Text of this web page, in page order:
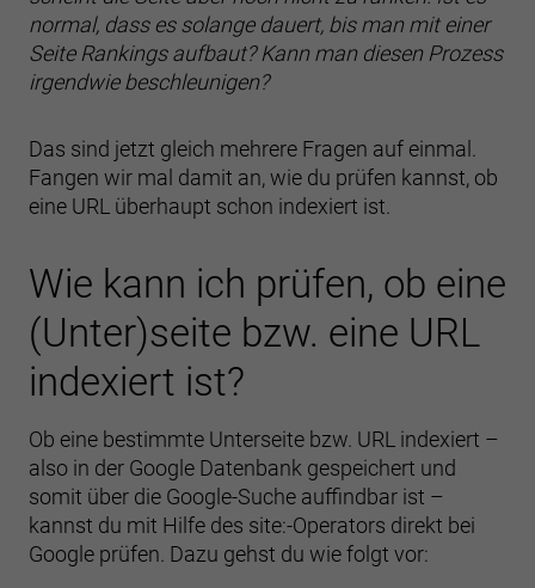
normal, dass es solange dauert, bis man mit einer
Seite Rankings aufbaut? Kann man diesen Prozess
irgendwie beschleunigen?
Das sind jetzt gleich mehrere Fragen auf einmal.
Fangen wir mal damit an, wie du prüfen kannst, ob
eine URL überhaupt schon indexiert ist.
Wie kann ich prüfen, ob eine
(Unter)seite bzw. eine URL
indexiert ist?
Ob eine bestimmte Unterseite bzw. URL indexiert –
also in der Google Datenbank gespeichert und
somit über die Google-Suche auffindbar ist –
kannst du mit Hilfe des site:-Operators direkt bei
Google prüfen. Dazu gehst du wie folgt vor: